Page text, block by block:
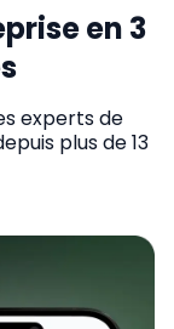
en 3
experts de
plus de 13